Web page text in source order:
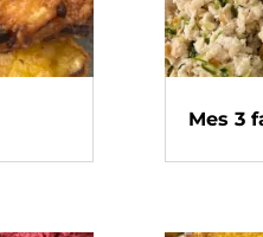
Mes 3